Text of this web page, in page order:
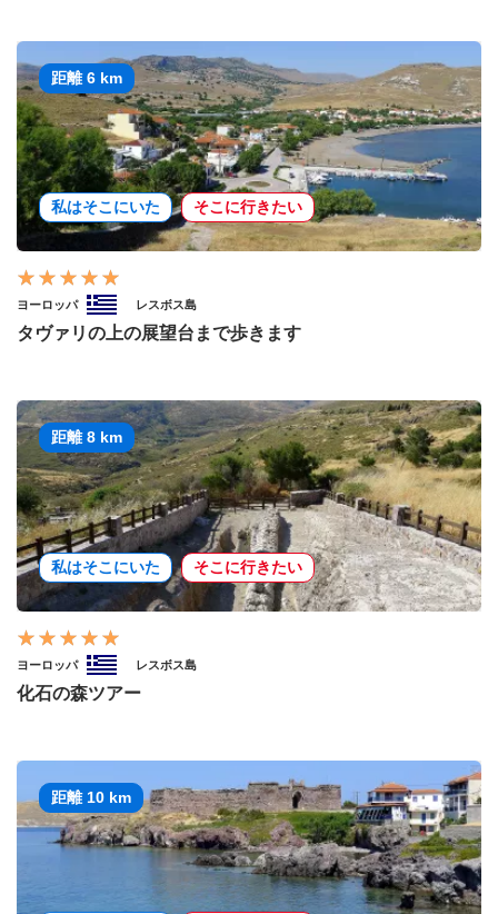
距離 6 km
私はそこにいた そこに行きたい
ヨーロッパ レスボス島
タヴァリの上の展望台まで歩きます
距離 8 km
私はそこにいた そこに行きたい
ヨーロッパ レスボス島
化石の森ツアー
距離 10 km